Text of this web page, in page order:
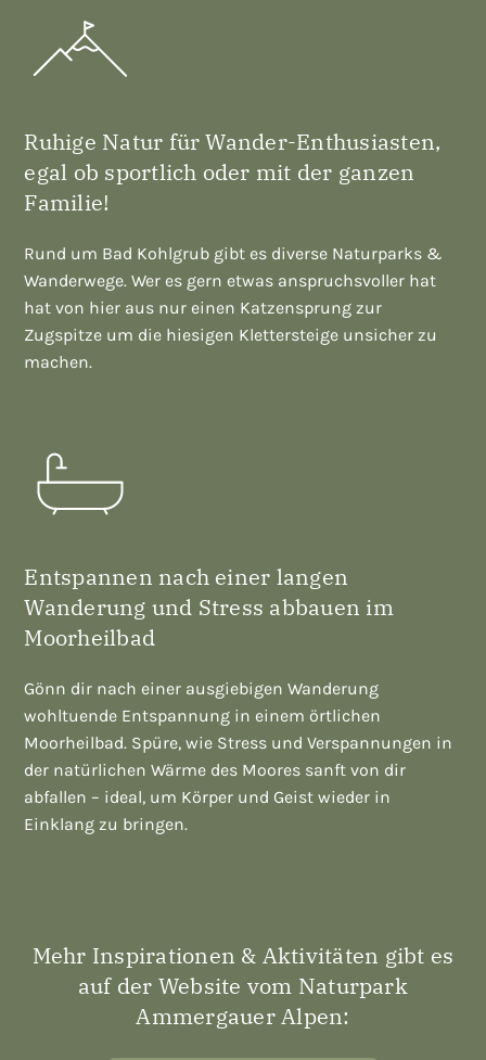
Ruhige Natur für Wander-Enthusiasten,
egal ob sportlich oder mit der ganzen
Familie!
Rund um Bad Kohlgrub gibt es diverse Naturparks &
Wanderwege. Wer es gern etwas anspruchsvoller hat
hat von hier aus nur einen Katzensprung zur
Zugspitze um die hiesigen Klettersteige unsicher zu
machen.
Entspannen nach einer langen
Wanderung und Stress abbauen im
Moorheilbad
Gönn dir nach einer ausgiebigen Wanderung
wohltuende Entspannung in einem örtlichen
Moorheilbad. Spüre, wie Stress und Verspannungen in
der natürlichen Wärme des Moores sanft von dir
abfallen – ideal, um Körper und Geist wieder in
Einklang zu bringen.
Mehr Inspirationen & Aktivitäten gibt es
auf der Website vom Naturpark
Ammergauer Alpen: